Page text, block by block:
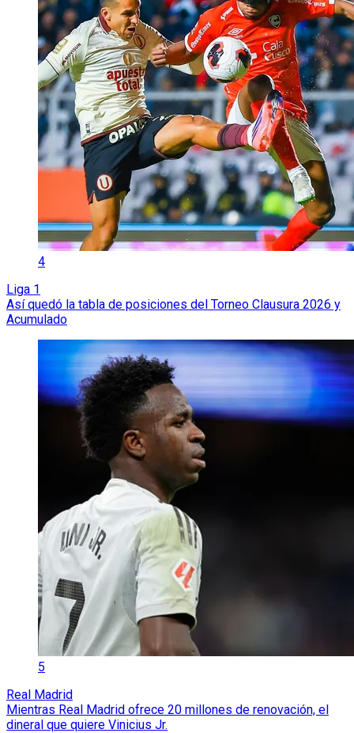
4
Liga 1
Así quedó la tabla de posiciones del Torneo Clausura 2026 y
Acumulado
5
Real Madrid
Mientras Real Madrid ofrece 20 millones de renovación, el
dineral que quiere Vinicius Jr.